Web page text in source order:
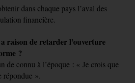
dans chaque pays l’aval des
financière.
raison de retarder l’ouverture
?
de connu à l’époque : « Je crois que
répondue ».